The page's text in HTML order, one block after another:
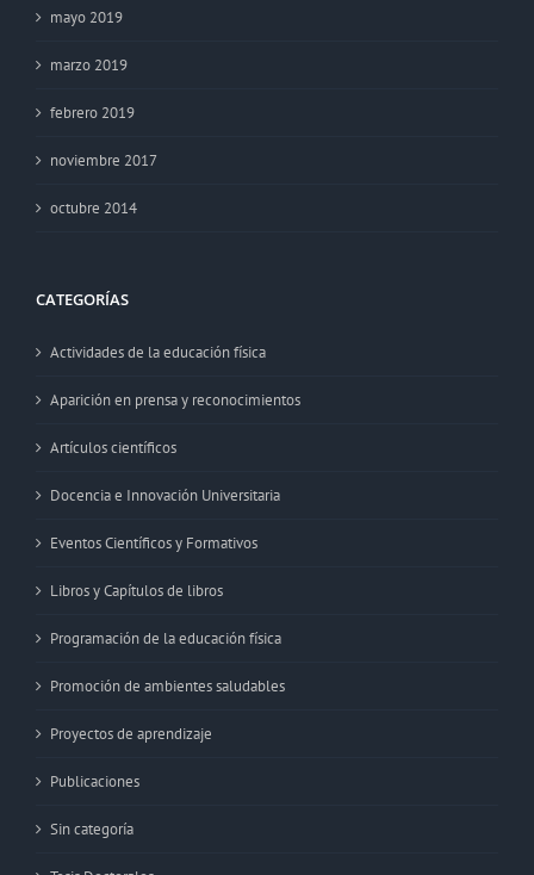
mayo 2019
marzo 2019
febrero 2019
noviembre 2017
octubre 2014
CATEGORÍAS
Actividades de la educación física
Aparición en prensa y reconocimientos
Artículos científicos
Docencia e Innovación Universitaria
Eventos Científicos y Formativos
Libros y Capítulos de libros
Programación de la educación física
Promoción de ambientes saludables
Proyectos de aprendizaje
Publicaciones
Sin categoría